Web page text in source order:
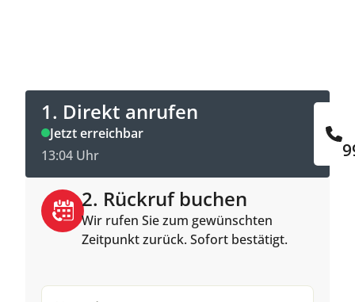
1. Direkt anrufen
Jetzt erreichbar
13:04 Uhr
2. Rückruf buchen
Wir rufen Sie zum gewünschten
Zeitpunkt zurück. Sofort bestätigt.